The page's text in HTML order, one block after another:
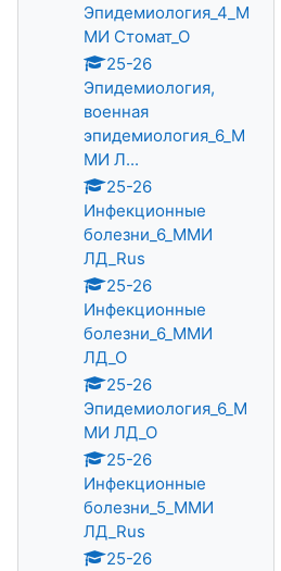
Эпидемиология_4_М
МИ Стомат_О
25-26
Эпидемиология,
военная
эпидемиология_6_М
МИ Л...
25-26
Инфекционные
болезни_6_ММИ
ЛД_Rus
25-26
Инфекционные
болезни_6_ММИ
ЛД_О
25-26
Эпидемиология_6_М
МИ ЛД_О
25-26
Инфекционные
болезни_5_ММИ
ЛД_Rus
25-26